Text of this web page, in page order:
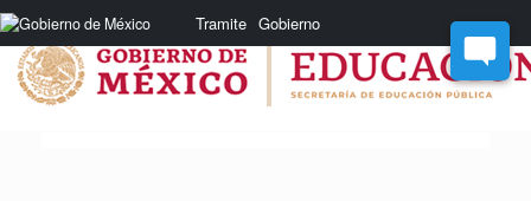
Nota:
este
sitio
web
incluye
Tramite Gobierno
Saltar
al
contenido